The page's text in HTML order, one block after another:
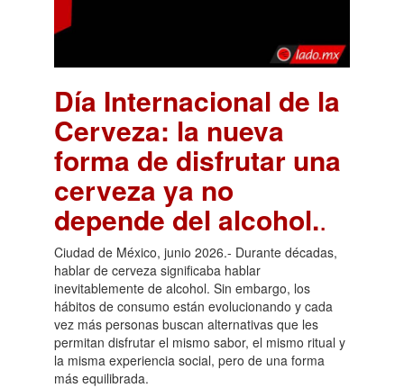
Día Internacional de la
Cerveza: la nueva
forma de disfrutar una
cerveza ya no
depende del alcohol..
Ciudad de México, junio 2026.- Durante décadas,
hablar de cerveza significaba hablar
inevitablemente de alcohol. Sin embargo, los
hábitos de consumo están evolucionando y cada
vez más personas buscan alternativas que les
permitan disfrutar el mismo sabor, el mismo ritual y
la misma experiencia social, pero de una forma
más equilibrada.